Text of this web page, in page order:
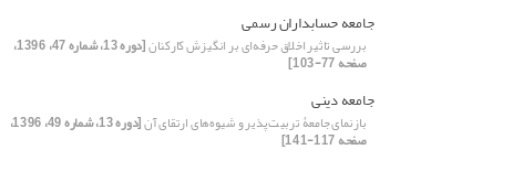
جامعه حسابداران رسمی
بررسی تاثیر اخلاق حرفه‌ای بر انگیزش کارکنان [دوره 13، شماره 47، 1396،
صفحه 77-103]
جامعه دینی
بازنمای جامعۀ تربیت‌پذیر و شیوه‌های ارتقای آن [دوره 13، شماره 49، 1396،
صفحه 117-141]